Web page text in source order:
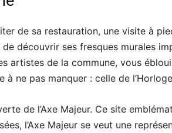
de sa restauration, une visite à
de découvrir ses fresques murales
artistes de la commune, vous
à ne pas manquer : celle de
de l’Axe Majeur. Ce site
l’Axe Majeur se veut une